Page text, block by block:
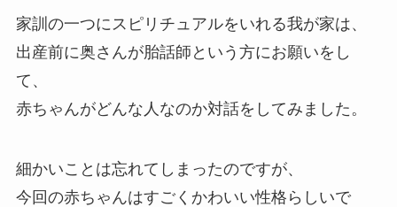
家訓の一つにスピリチュアルをいれる我が家は、
出産前に奥さんが胎話師という方にお願いをし
て、
赤ちゃんがどんな人なのか対話をしてみました。
細かいことは忘れてしまったのですが、
今回の赤ちゃんはすごくかわいい性格らしいで